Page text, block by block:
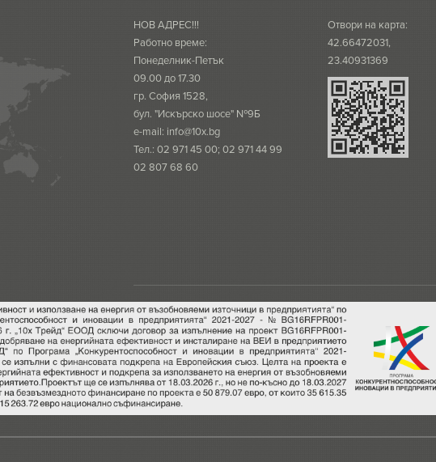
НОВ АДРЕС!!!
Работно време:
Понеделник-Петък
09.00 до 17.30
гр. София 1528,
бул. "Искърско шосе" №9Б
e-mail: info@10x.bg
Тел.: 02 971 45 00; 02 971 44 99
02 807 68 60
Отвори на карта:
42.66472031,
23.40931369